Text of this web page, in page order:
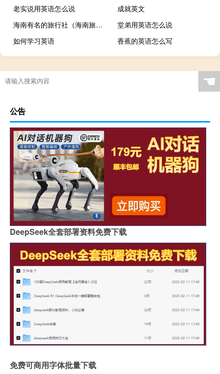
老实说用英语怎么说
成就英文
海南有名的旅行社（海南旅行社排名）
堂弟用英语怎么说
如何学习英语
香蕉的英语怎么写
☚
公告
DeepSeek全套部署资料免费下载
免费可商用字体批量下载